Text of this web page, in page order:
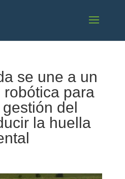
se une a un
robótica para
del
la huella